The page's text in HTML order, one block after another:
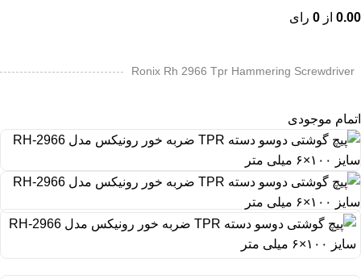
0.00 از 0 رای
Ronix Rh 2966 Tpr Hammering Screwdriver
اتمام موجودی